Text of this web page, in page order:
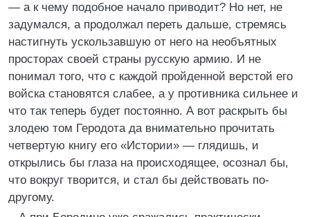
— а к чему подобное начало приводит? Но нет, не
задумался, а продолжал переть дальше, стремясь
настигнуть ускользавшую от него на необъятных
просторах своей страны русскую армию. И не
понимал того, что с каждой пройденной верстой его
войска становятся слабее, а у противника сильнее и
что так теперь будет постоянно. А вот раскрыть бы
злодею том Геродота да внимательно прочитать
четвертую книгу его «Истории» — глядишь, и
открылись бы глаза на происходящее, осознал бы,
что вокруг творится, и стал бы действовать по-
другому.